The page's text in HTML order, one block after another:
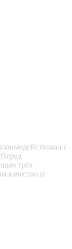
с
трёх
качество и